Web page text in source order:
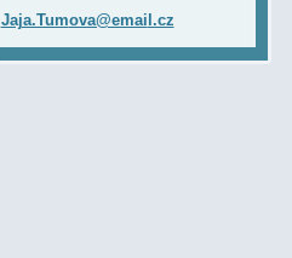
Jaja.Tumova@emai l.cz